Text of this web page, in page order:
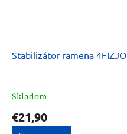
Stabilizátor ramena 4FIZJO
Skladom
€21,90